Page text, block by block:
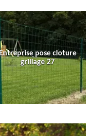
Entreprise pose cloture
grillage 27